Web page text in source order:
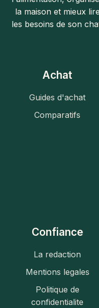
la maison et mieux lire
les besoins de son
Achat
Guides d'achat
Comparatifs
Confiance
La redaction
Mentions legales
Politique de
confidentialite